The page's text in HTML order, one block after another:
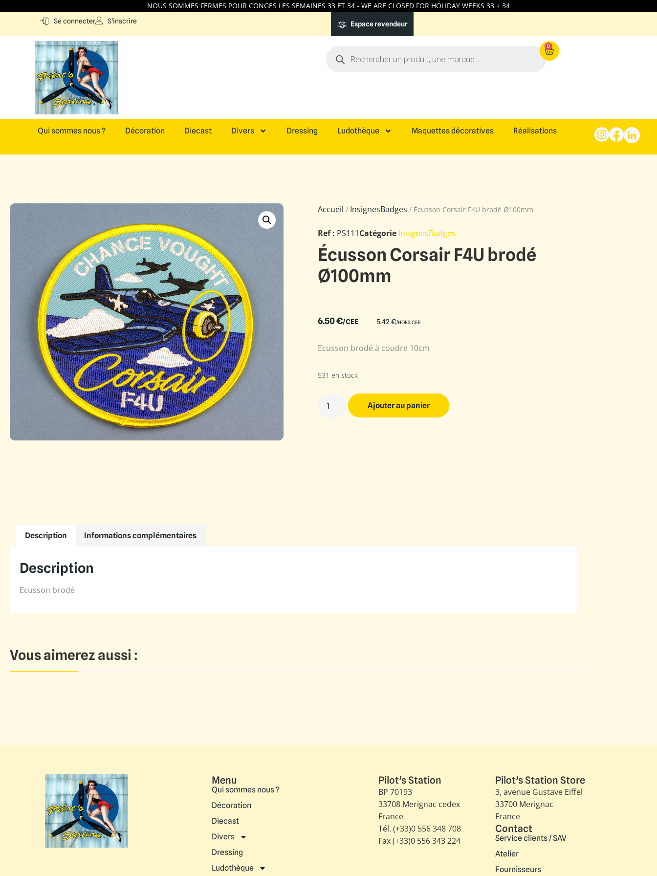
NOUS SOMMES FERMES POUR CONGES LES SEMAINES 33 ET 34 - WE ARE CLOSED FOR HOLIDAY WEEKS 33 + 34
Se connecter S'inscrire Espace revendeur
0
Qui sommes nous ? Décoration Diecast Divers Dressing Ludothèque Maquettes décoratives Réalisations
Accueil / InsignesBadges / Écusson Corsair F4U brodé Ø100mm
Ref : PS111Catégorie InsignesBadges
Écusson Corsair F4U brodé
Ø100mm
6.50€/CEE 5.42 €/HORS CEE
Ecusson brodé à coudre 10cm
531 en stock
Ajouter au panier
Description Informations complémentaires
Description
Ecusson brodé
Vous aimerez aussi :
Menu
Qui sommes nous ?
Décoration
Diecast
Divers
Dressing
Ludothèque
Pilot’s Station
BP 70193
33708 Merignac cedex
France
Tél. (+33)0 556 348 708
Fax (+33)0 556 343 224
Pilot’s Station Store
3, avenue Gustave Eiffel​
33700 Merignac
France
Contact
Service clients / SAV
Atelier
Fournisseurs